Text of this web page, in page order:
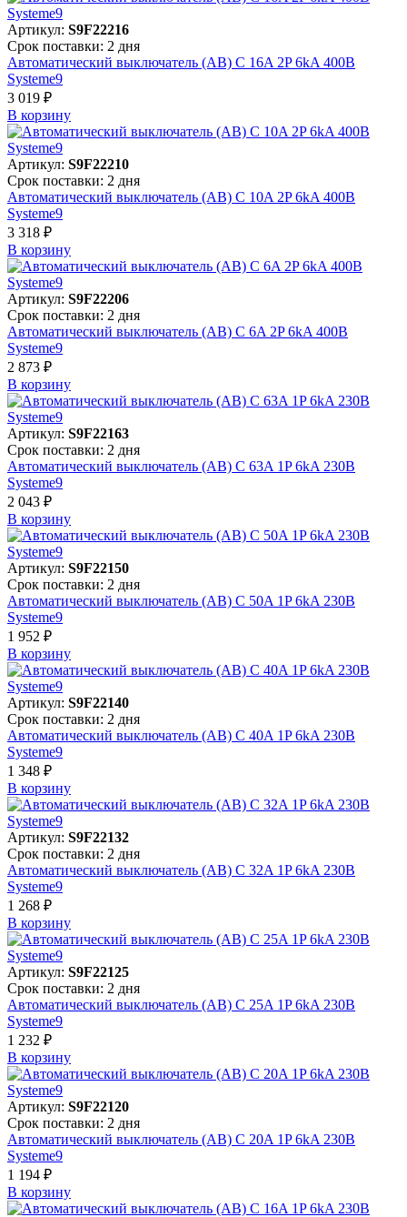
Артикул: S9F22216
Срок поставки: 2 дня
Автоматический выключатель (АВ) C 16A 2P 6kA 400В
Systeme9
3 019 ₽
В корзинy
Артикул: S9F22210
Срок поставки: 2 дня
Автоматический выключатель (АВ) C 10A 2P 6kA 400В
Systeme9
3 318 ₽
В корзинy
Артикул: S9F22206
Срок поставки: 2 дня
Автоматический выключатель (АВ) C 6A 2P 6kA 400В
Systeme9
2 873 ₽
В корзинy
Артикул: S9F22163
Срок поставки: 2 дня
Автоматический выключатель (АВ) C 63A 1P 6kA 230В
Systeme9
2 043 ₽
В корзинy
Артикул: S9F22150
Срок поставки: 2 дня
Автоматический выключатель (АВ) C 50A 1P 6kA 230В
Systeme9
1 952 ₽
В корзинy
Артикул: S9F22140
Срок поставки: 2 дня
Автоматический выключатель (АВ) C 40A 1P 6kA 230В
Systeme9
1 348 ₽
В корзинy
Артикул: S9F22132
Срок поставки: 2 дня
Автоматический выключатель (АВ) C 32A 1P 6kA 230В
Systeme9
1 268 ₽
В корзинy
Артикул: S9F22125
Срок поставки: 2 дня
Автоматический выключатель (АВ) C 25A 1P 6kA 230В
Systeme9
1 232 ₽
В корзинy
Артикул: S9F22120
Срок поставки: 2 дня
Автоматический выключатель (АВ) C 20A 1P 6kA 230В
Systeme9
1 194 ₽
В корзинy